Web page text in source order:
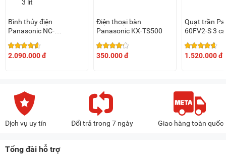
Bình thủy điện
Panasonic NC-
2.090.000 đ
Điện thoại bàn
Panasonic KX-TS500
350.000 đ
Quạt trần
60FV2-S 3
1.520.000 đ
Dịch vụ uy tín Đổi trả trong 7 ngày Giao hàng toàn quốc
Tổng đài hỗ trợ